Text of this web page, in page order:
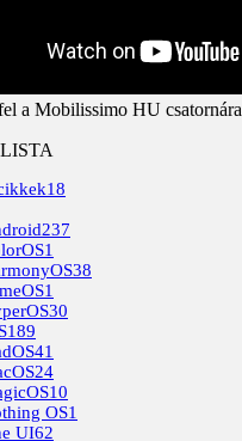
a Mobilissimo HU csatornára
18
237
1
38
1
30
189
41
24
10
OS1
UI62